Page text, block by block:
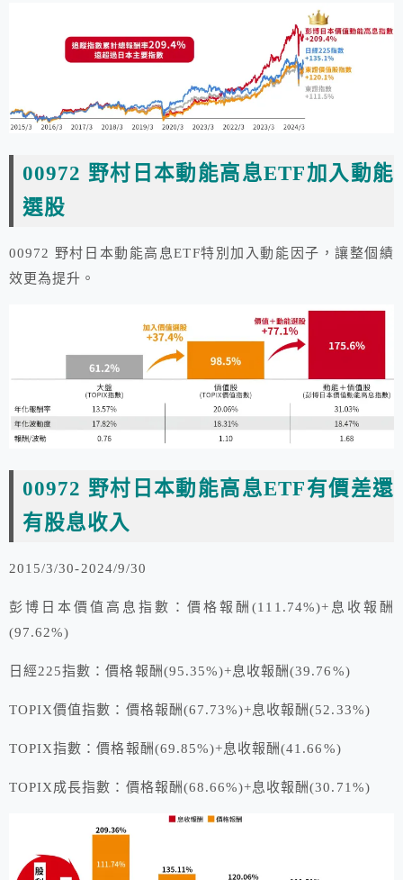
00972 野村日本動能高息ETF加入動能
選股
00972 野村日本動能高息ETF特別加入動能因子，讓整個績
效更為提升。
00972 野村日本動能高息ETF有價差還
有股息收入
2015/3/30-2024/9/30
彭博日本價值高息指數：價格報酬(111.74%)+息收報酬
(97.62%)
日經225指數：價格報酬(95.35%)+息收報酬(39.76%)
TOPIX價值指數：價格報酬(67.73%)+息收報酬(52.33%)
TOPIX指數：價格報酬(69.85%)+息收報酬(41.66%)
TOPIX成長指數：價格報酬(68.66%)+息收報酬(30.71%)